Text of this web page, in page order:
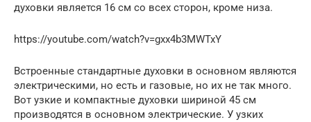
духовки является 16 см со всех сторон, кроме низа.
https://youtube.com/watch?v=gxx4b3MWTxY
Встроенные стандартные духовки в основном являются
электрическими, но есть и газовые, но их не так много.
Вот узкие и компактные духовки шириной 45 см
производятся в основном электрические. У узких